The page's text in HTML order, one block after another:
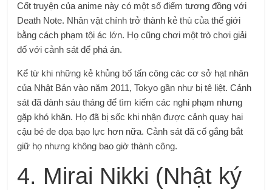
Cốt truyện của anime này có một số điểm tương đồng với
Death Note. Nhân vật chính trở thành kẻ thù của thế giới
bằng cách phạm tội ác lớn. Họ cũng chơi một trò chơi giải
đố với cảnh sát để phá án.
Kể từ khi những kẻ khủng bố tấn công các cơ sở hạt nhân
của Nhật Bản vào năm 2011, Tokyo gần như bị tê liệt. Cảnh
sát đã dành sáu tháng để tìm kiếm các nghi phạm nhưng
gặp khó khăn. Họ đã bị sốc khi nhận được cảnh quay hai
cậu bé đe dọa bạo lực hơn nữa. Cảnh sát đã cố gắng bắt
giữ họ nhưng không bao giờ thành công.
4. Mirai Nikki (Nhật ký